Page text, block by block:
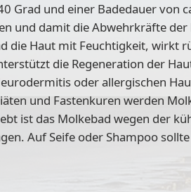
Grad und einer Badedauer von
und damit die Abwehrkräfte
die Haut mit Feuchtigkeit, wirkt
die Regeneration der
oder allergischen
und Fastenkuren werden
ist das Molkebad wegen der
Auf Seife oder Shampoo